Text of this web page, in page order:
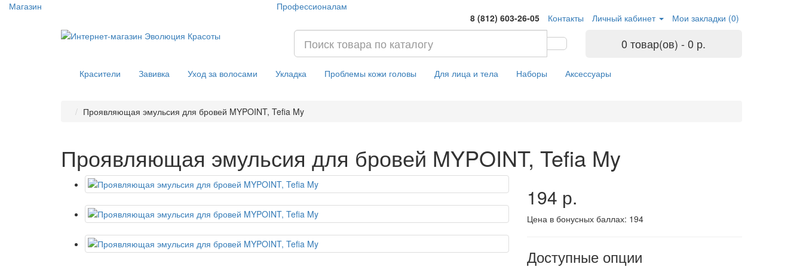
Магазин
Профессионалам
8 (812) 603-26-05
Контакты Личный кабинет Мои закладки (0)
0 товар(ов) - 0 р.
Красители Завивка Уход за волосами Укладка Проблемы кожи головы Для лица и тела Наборы Аксессуары
Проявляющая эмульсия для бровей MYPOINT, Tefia My
Проявляющая эмульсия для бровей MYPOINT, Tefia My
194 р.
Цена в бонусных баллах: 194
Доступные опции